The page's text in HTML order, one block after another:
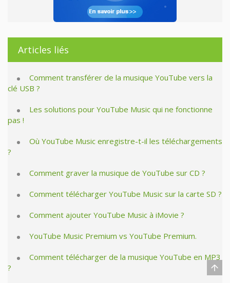
Articles liés
Comment transférer de la musique YouTube vers la
clé USB ?
Les solutions pour YouTube Music qui ne fonctionne
pas !
Où YouTube Music enregistre-t-il les téléchargements
?
Comment graver la musique de YouTube sur CD ?
Comment télécharger YouTube Music sur la carte SD ?
Comment ajouter YouTube Music à iMovie ?
YouTube Music Premium vs YouTube Premium.
Comment télécharger de la musique YouTube en MP3
?